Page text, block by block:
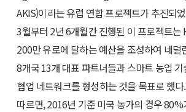
AKIS)이라는 유럽 연합 프로젝트가 추진되
3월부터 2년 6개월간 진행된 이 프로젝트
200만 유로에 달하는 예산을 조성하여 네덜
8개국 13개 대표 파트너들과 스마트 농업
협업 네트워크를 형성하는 것을 목표로 했다
따르면, 2016년 기준 미국 농가의 경우